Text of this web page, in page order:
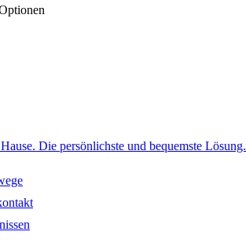
Die persönlichste und bequemste Lösung.